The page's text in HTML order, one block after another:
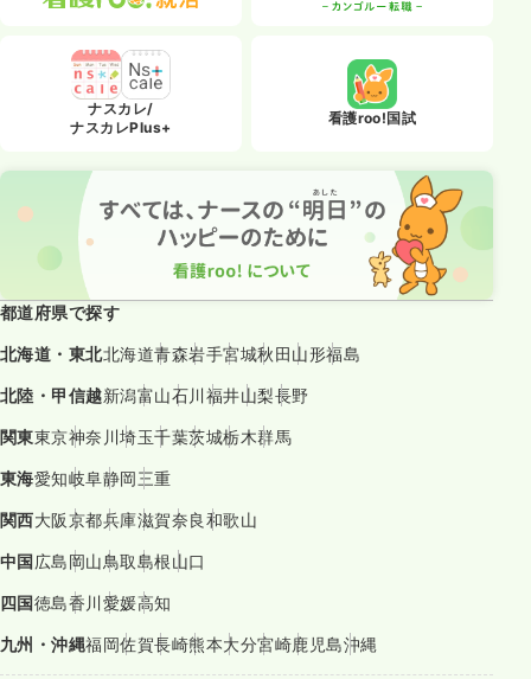
ナスカレ/
ナスカレPlus+
看護roo!国試
都道府県で探す
北海道・東北北海道青森岩手宮城秋田山形福島
北陸・甲信越新潟富山石川福井山梨長野
関東東京神奈川埼玉千葉茨城栃木群馬
東海愛知岐阜静岡三重
関西大阪京都兵庫滋賀奈良和歌山
中国広島岡山鳥取島根山口
四国徳島香川愛媛高知
九州・沖縄福岡佐賀長崎熊本大分宮崎鹿児島沖縄